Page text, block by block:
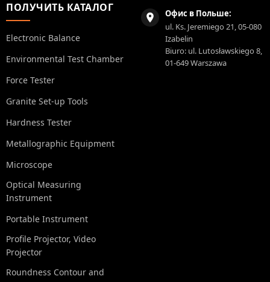
ПОЛУЧИТЬ КАТАЛОГ
Electronic Balance
Environmental Test Chamber
Force Tester
Granite Set-up Tools
Hardness Tester
Metallographic Equipment
Microscope
Optical Measuring
Instrument
Portable Instrument
Profile Projector, Video
Projector
Roundness Contour and
Офис в Польше:
ul. Ks. Jeremiego 21, 05-080
Izabelin
Biuro: ul. Lutosławskiego 8,
01-649 Warszawa